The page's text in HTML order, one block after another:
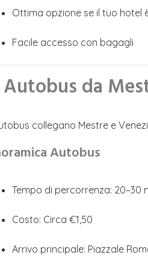
Ottima opzione se il tuo hotel
Facile accesso con bagagli
Autobus da
collegano Mestre e
Autobus
Tempo di percorrenza: 20–30
Costo: Circa €1,50
Arrivo principale: Piazzale